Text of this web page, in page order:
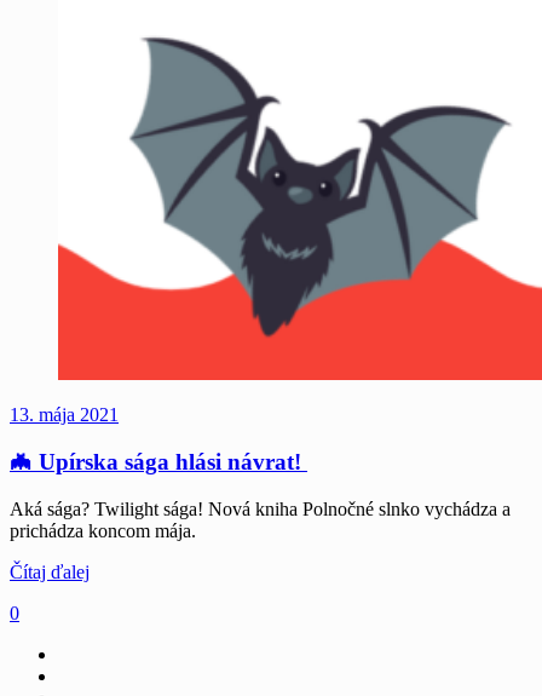
13. mája 2021
🦇 Upírska sága hlási návrat!
Aká sága? Twilight sága! Nová kniha Polnočné slnko vychádza a
prichádza koncom mája.
Čítaj ďalej
0